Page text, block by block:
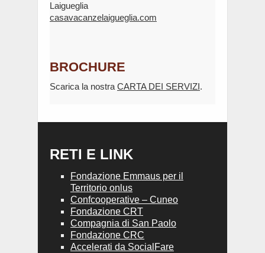
Laigueglia
casavacanzelaigueglia.com
BROCHURE
Scarica la nostra CARTA DEI SERVIZI.
RETI E LINK
Fondazione Emmaus per il
Territorio onlus
Confcooperative – Cuneo
Fondazione CRT
Compagnia di San Paolo
Fondazione CRC
Accelerati da SocialFare